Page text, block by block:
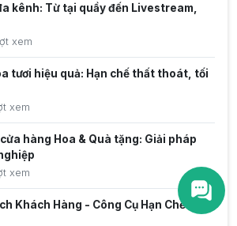
kênh: Từ tại quầy đến Livestream,
xem
tươi hiệu quả: Hạn chế thất thoát, tối
xem
hàng Hoa & Quà tặng: Giải pháp
xem
Khách Hàng - Công Cụ Hạn Chế Bỏ